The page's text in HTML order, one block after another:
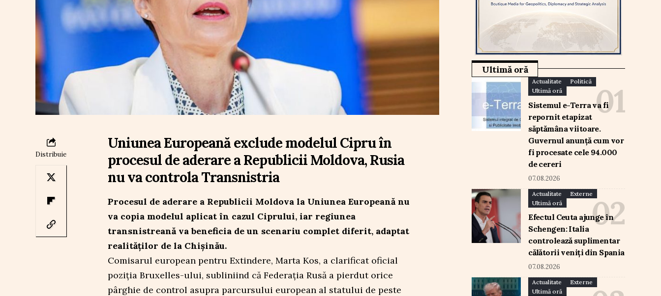
Distribuie
Uniunea Europeană exclude modelul Cipru în
procesul de aderare a Republicii Moldova, Rusia
nu va controla Transnistria
Procesul de aderare a Republicii Moldova la Uniunea Europeană nu
va copia modelul aplicat în cazul Ciprului, iar regiunea
transnistreană va beneficia de un scenariu complet diferit, adaptat
realităților de la Chișinău.
Comisarul european pentru Extindere, Marta Kos, a clarificat oficial
poziția Bruxelles-ului, subliniind că Federația Rusă a pierdut orice
pârghie de control asupra parcursului european al statului de peste
Ultimă oră
Actualitate
Politică
Ultimă oră
Sistemul e-Terra va fi
repornit etapizat
săptămâna viitoare.
Guvernul anunță cum vor
fi procesate cele 94.000
de cereri
07.08.2026
Actualitate
Externe
Ultimă oră
Efectul Ceuta ajunge în
Schengen: Italia
controlează suplimentar
călătorii veniți din Spania
07.08.2026
Actualitate
Externe
Ultimă oră